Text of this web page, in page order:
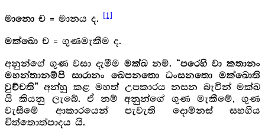
මානො ච = මානය ද. [1]
මක්ඛො ච = ගුණමැකීම ද.
අනුන්ගේ ගුණ වසා දැමීම මක්ඛනම්. “පරෙහි වා කතානං
මහන්තානම්පි සාරානං ඛෙපනතො ධංසනතො මක්ඛොති
වුච්චති” අන්හු කළ මහත් උපකාරය නසන බැවින් මක්ඛ
යි කියනු ලැබේ. ඒ නම් අනුන්ගේ ගුණ මැකීමේ, ගුණ
වැසීමේ ආකාරයෙන් පැවැති දොම්නස් සහගිය
චිත්තොත්පාදය යි.